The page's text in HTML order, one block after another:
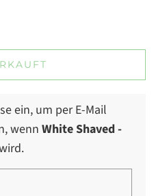
ein, um per E-Mail
wennWhite Shaved-